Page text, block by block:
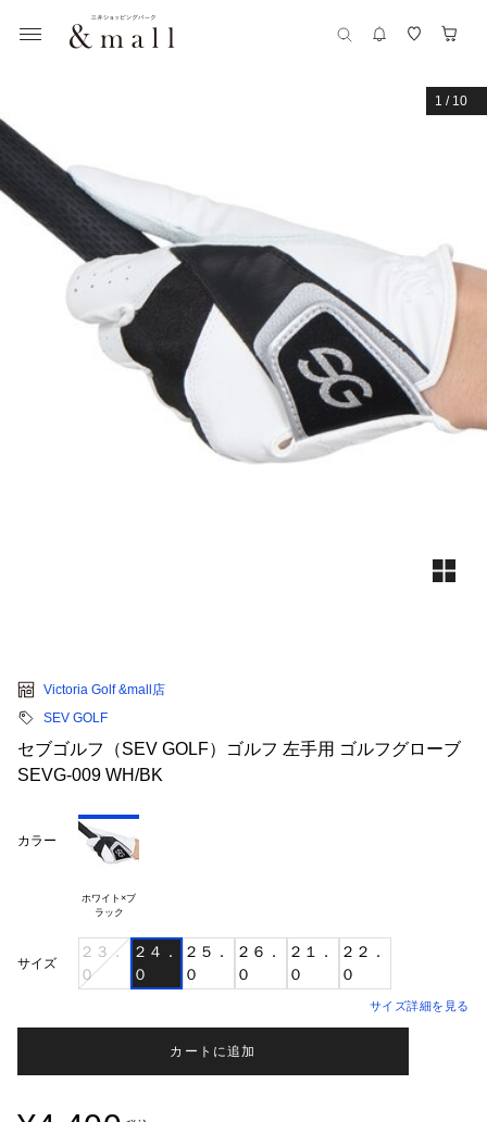
1 / 10
Victoria Golf &mall店
SEV GOLF
セブゴルフ（SEV GOLF）ゴルフ 左手用 ゴルフグローブ
SEVG-009 WH/BK
カラー
ホワイト×ブ
サイズ
２３．
０
２４．
０
２５．
０
２６．
０
２１．
０
２２．
０
サイズ詳細を見る
カートに追加